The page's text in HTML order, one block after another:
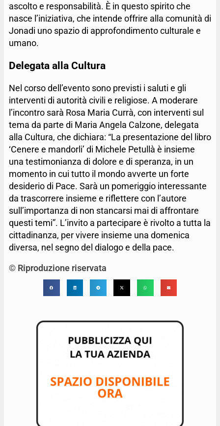
ascolto e responsabilità. È in questo spirito che
nasce l’iniziativa, che intende offrire alla comunità di
Jonadi uno spazio di approfondimento culturale e
umano.
Delegata alla Cultura
Nel corso dell’evento sono previsti i saluti e gli
interventi di autorità civili e religiose. A moderare
l’incontro sarà Rosa Maria Currà, con interventi sul
tema da parte di Maria Angela Calzone, delegata
alla Cultura, che dichiara: “La presentazione del libro
‘Cenere e mandorli’ di Michele Petullà è insieme
una testimonianza di dolore e di speranza, in un
momento in cui tutto il mondo avverte un forte
desiderio di Pace. Sarà un pomeriggio interessante
da trascorrere insieme e riflettere con l’autore
sull’importanza di non stancarsi mai di affrontare
questi temi”. L’invito a partecipare è rivolto a tutta la
cittadinanza, per vivere insieme una domenica
diversa, nel segno del dialogo e della pace.
© Riproduzione riservata